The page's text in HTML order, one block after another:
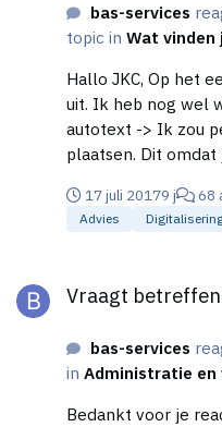
bas-services
topic in Wat vinden
Hallo JKC, Op het eerste oog ziet de website er fraai
uit. Ik heb nog wel wat puntjes gevonden: Home ->
autotext -> Ik zou
plaatsen. Dit
laten-maken/ ->
'Website passend
niet zichtbaar
bereikbaar, dit
vind dit persoonlijk
+
17 juli 20179 j 68
Advies
Vraagt
bas-services
in Administratie en
Bedankt voor je